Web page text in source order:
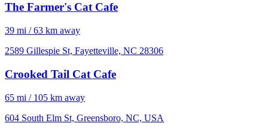
The Farmer's Cat Cafe
39 mi / 63 km away
2589 Gillespie St, Fayetteville, NC 28306
Crooked Tail Cat Cafe
65 mi / 105 km away
604 South Elm St, Greensboro, NC, USA